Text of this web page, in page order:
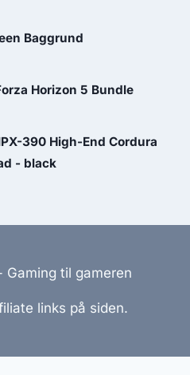
Baggrund
Horizon 5 Bundle
390 High-End Cordura
- black
til gameren
links på siden.